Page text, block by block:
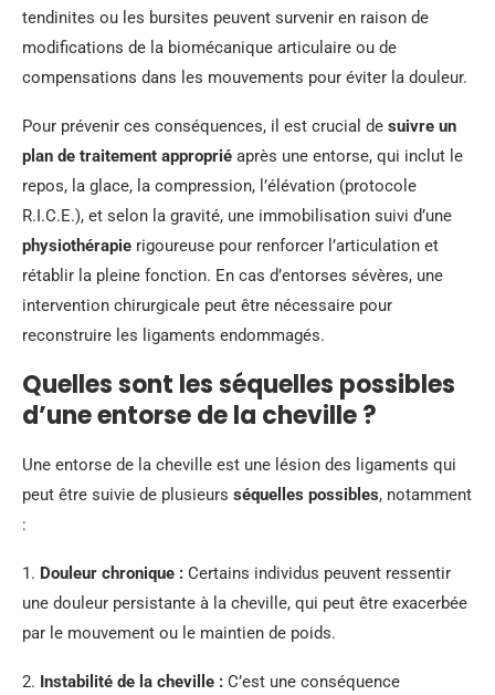
tendinites ou les bursites peuvent survenir en raison de
modifications de la biomécanique articulaire ou de
compensations dans les mouvements pour éviter la douleur.
Pour prévenir ces conséquences, il est crucial de suivre un
plan de traitement approprié après une entorse, qui inclut le
repos, la glace, la compression, l’élévation (protocole
R.I.C.E.), et selon la gravité, une immobilisation suivi d’une
physiothérapie rigoureuse pour renforcer l’articulation et
rétablir la pleine fonction. En cas d’entorses sévères, une
intervention chirurgicale peut être nécessaire pour
reconstruire les ligaments endommagés.
Quelles sont les séquelles possibles
d’une entorse de la cheville ?
Une entorse de la cheville est une lésion des ligaments qui
peut être suivie de plusieurs séquelles possibles, notamment
:
1. Douleur chronique : Certains individus peuvent ressentir
une douleur persistante à la cheville, qui peut être exacerbée
par le mouvement ou le maintien de poids.
2. Instabilité de la cheville : C’est une conséquence